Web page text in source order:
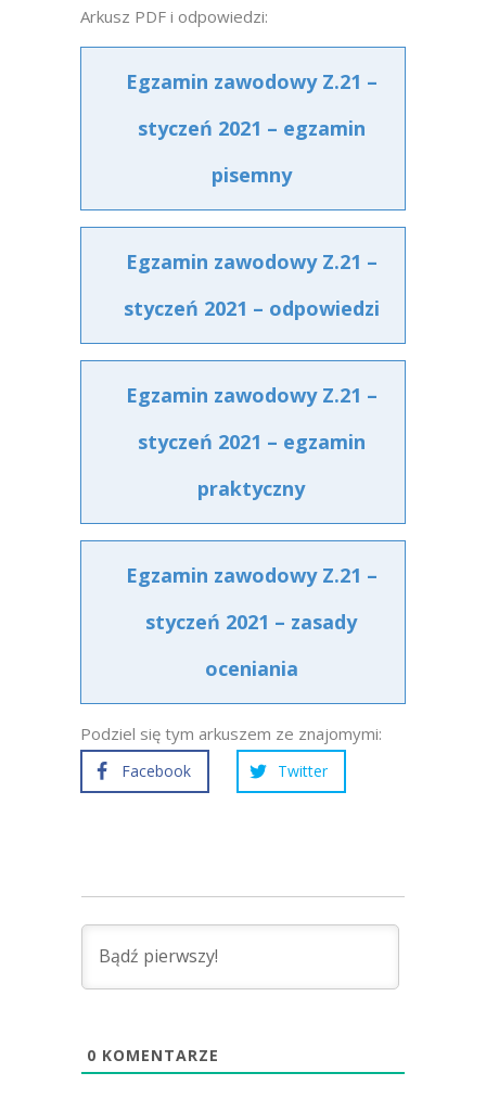
Arkusz PDF i odpowiedzi:
Egzamin zawodowy Z.21 –
styczeń 2021 – egzamin
pisemny
Egzamin zawodowy Z.21 –
styczeń 2021 – odpowiedzi
Egzamin zawodowy Z.21 –
styczeń 2021 – egzamin
praktyczny
Egzamin zawodowy Z.21 –
styczeń 2021 – zasady
oceniania
Podziel się tym arkuszem ze znajomymi:
Facebook Twitter
0 KOMENTARZE